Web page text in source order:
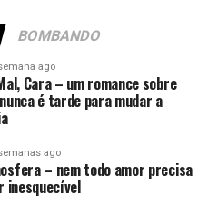
BOMBANDO
ago
Cara – um romance sobre
é tarde para mudar a
ago
– nem todo amor precisa